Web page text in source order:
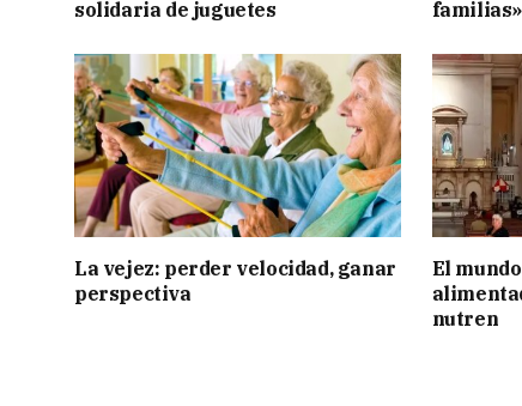
solidaria de juguetes
familias»
La vejez: perder velocidad, ganar
perspectiva
El
nutren